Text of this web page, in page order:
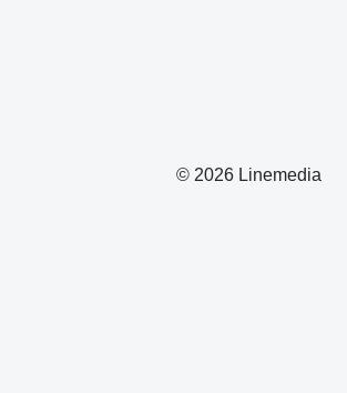
© 2026 Linemedia